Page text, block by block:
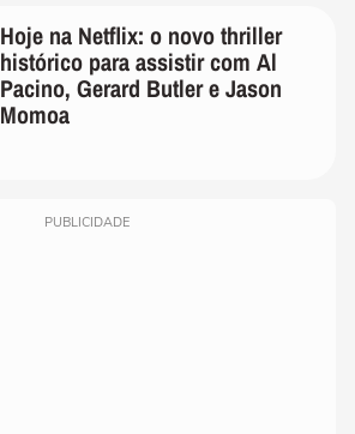
Hoje na Netflix: o novo thriller
histórico para assistir com Al
Pacino, Gerard Butler e Jason
Momoa
PUBLICIDADE